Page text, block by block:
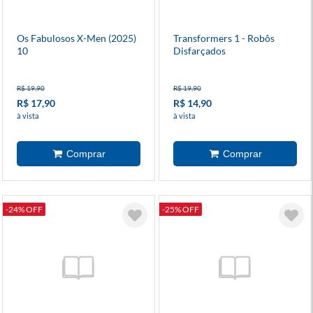
Os Fabulosos X-Men (2025)
10
R$ 19,90
R$ 17,90
à vista
Transformers 1 - Robôs
Disfarçados
R$ 19,90
R$ 14,90
à vista
-24% OFF -25% OFF